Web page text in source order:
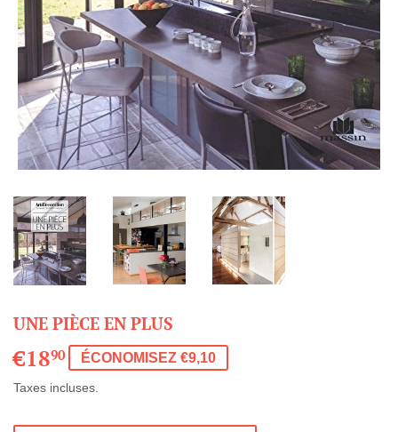
UNE PIÈCE EN PLUS
€1890 €18,90
ÉCONOMISEZ €9,10
Taxes incluses.